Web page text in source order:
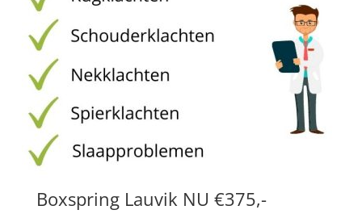
Boxspring Lauvik NU €375,-